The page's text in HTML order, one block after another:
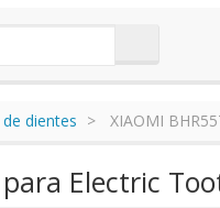
dientes XIAOMI
Electric